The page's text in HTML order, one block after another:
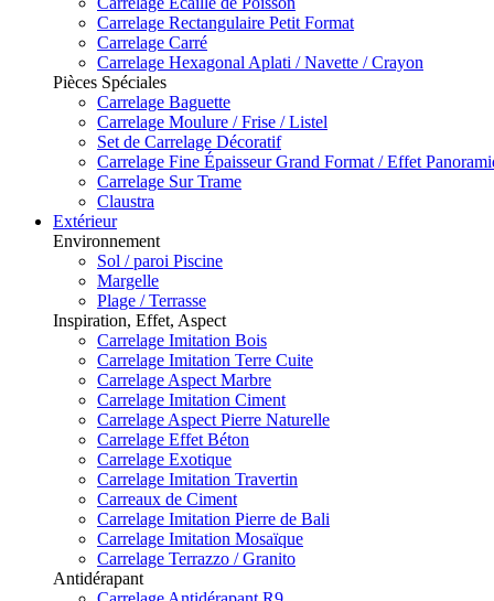
Carrelage Rectangulaire Petit Format
Carrelage Carré
Carrelage Hexagonal Aplati / Navette / Crayon
Pièces Spéciales
Carrelage Baguette
Carrelage Moulure / Frise / Listel
Set de Carrelage Décoratif
Carrelage Fine Épaisseur Grand Format / Effet
Carrelage Sur Trame
Claustra
Extérieur
Environnement
Sol / paroi Piscine
Margelle
Plage / Terrasse
Inspiration, Effet, Aspect
Carrelage Imitation Bois
Carrelage Imitation Terre Cuite
Carrelage Aspect Marbre
Carrelage Imitation Ciment
Carrelage Aspect Pierre Naturelle
Carrelage Effet Béton
Carrelage Exotique
Carrelage Imitation Travertin
Carreaux de Ciment
Carrelage Imitation Pierre de Bali
Carrelage Imitation Mosaïque
Carrelage Terrazzo / Granito
Antidérapant